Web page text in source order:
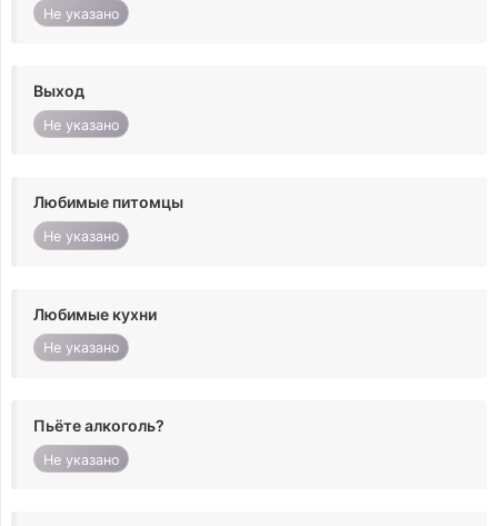
Не указано
Выход
Не указано
Любимые питомцы
Не указано
Любимые кухни
Не указано
Пьёте алкоголь?
Не указано